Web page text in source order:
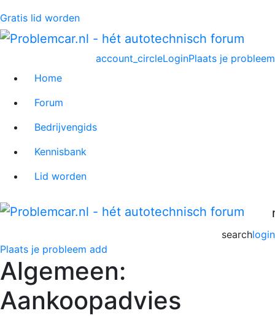
Gratis lid worden
Plaats je probleem
account_circleLogin
Home
Forum
Bedrijvengids
Kennisbank
Lid worden
login
search
Plaats je probleem add
Algemeen:
Aankoopadvies